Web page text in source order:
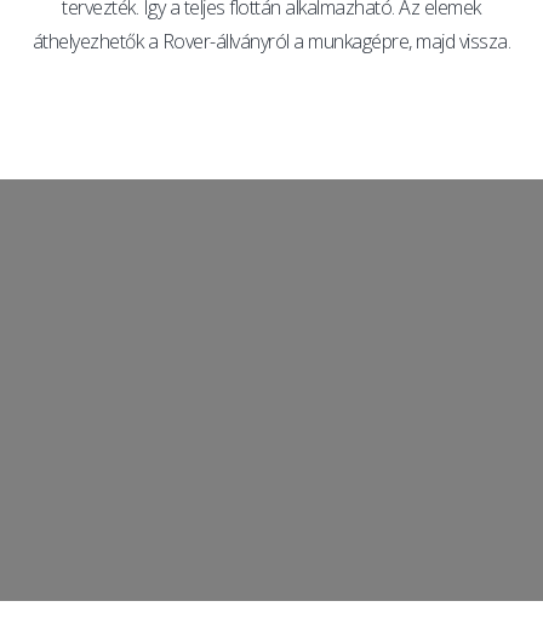
tervezték. Így a teljes flottán alkalmazható. Az elemek
áthelyezhetők a Rover-állványról a munkagépre, majd vissza.